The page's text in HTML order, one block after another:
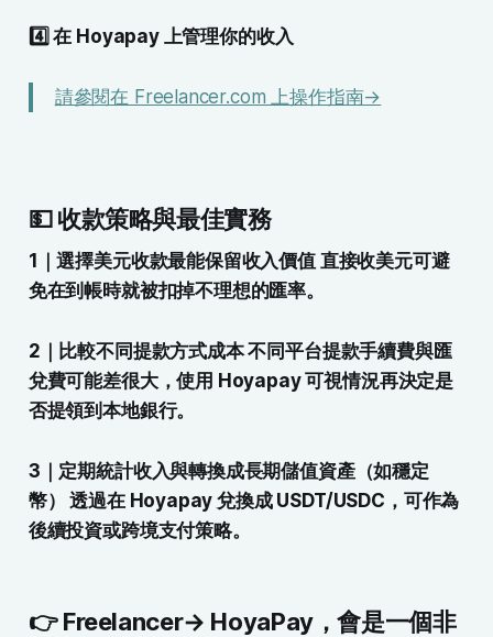
4️⃣ 在 Hoyapay 上管理你的收入
請參閱在 Freelancer.com 上操作指南→
💵 收款策略與最佳實務
1｜選擇美元收款最能保留收入價值 直接收美元可避
免在到帳時就被扣掉不理想的匯率。
2｜比較不同提款方式成本 不同平台提款手續費與匯
兌費可能差很大，使用 Hoyapay 可視情況再決定是
否提領到本地銀行。
3｜定期統計收入與轉換成長期儲值資產（如穩定
幣） 透過在 Hoyapay 兌換成 USDT/USDC，可作為
後續投資或跨境支付策略。
👉 Freelancer→ HoyaPay，會是一個非